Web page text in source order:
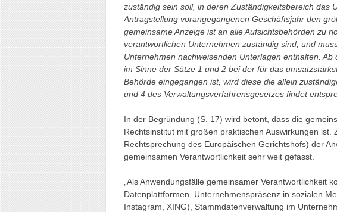
zuständig sein soll, in deren Zuständigkeitsbereich das
Antragstellung vorangegangenen Geschäftsjahr den
gemeinsame Anzeige ist an alle Aufsichtsbehörden zu
verantwortlichen Unternehmen zuständig sind, und
Unternehmen nachweisenden Unterlagen enthalten.
im Sinne der Sätze 1 und 2 bei der für das
Behörde eingegangen ist, wird diese die allein
und 4 des Verwaltungsverfahrensgesetzes findet
In der Begründung (S. 17) wird betont, dass die
Rechtsinstitut mit großen praktischen Auswirkungen ist.
Rechtsprechung des Europäischen Gerichtshofs) der
gemeinsamen Verantwortlichkeit sehr weit gefasst.
„Als Anwendungsfälle gemeinsamer Verantwortlichkeit
Datenplattformen, Unternehmenspräsenz in sozialen
Instagram, XING), Stammdatenverwaltung im